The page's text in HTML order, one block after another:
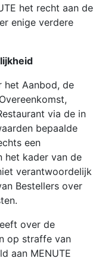
het recht aan de
enige verdere
het Aanbod, de
via de in
bepaalde
een
het kader van de
verantwoordelijk
Bestellers over
over de
op straffe van
aan MENUTE